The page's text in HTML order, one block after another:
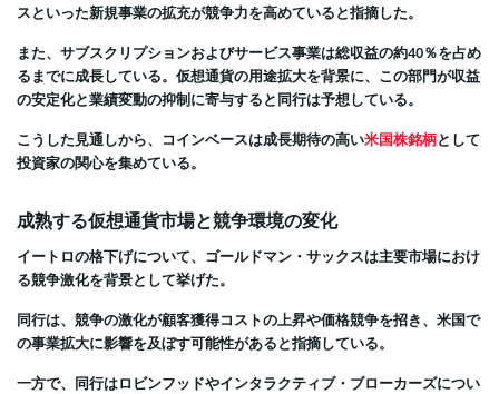
スといった新規事業の拡充が競争力を高めていると指摘した。
また、サブスクリプションおよびサービス事業は総収益の約40％を占め
るまでに成長している。仮想通貨の用途拡大を背景に、この部門が収益
の安定化と業績変動の抑制に寄与すると同行は予想している。
こうした見通しから、コインベースは成長期待の高い米国株銘柄として
投資家の関心を集めている。
成熟する仮想通貨市場と競争環境の変化
イートロの格下げについて、ゴールドマン・サックスは主要市場におけ
る競争激化を背景として挙げた。
同行は、競争の激化が顧客獲得コストの上昇や価格競争を招き、米国で
の事業拡大に影響を及ぼす可能性があると指摘している。
一方で、同行はロビンフッドやインタラクティブ・ブローカーズについ